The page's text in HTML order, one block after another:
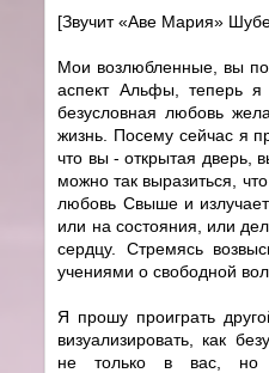
[Звучит «Аве Мария»
Мои возлюбленные, вы
аспект Альфы, теперь я
безусловная любовь
жизнь. Посему сейчас я
что вы - открытая дверь,
можно так выразиться,
любовь Свыше и
или на состояния, или
сердцу. Стремясь
учениями о свободной
Я прошу проиграть
визуализировать, как
не только в вас, но